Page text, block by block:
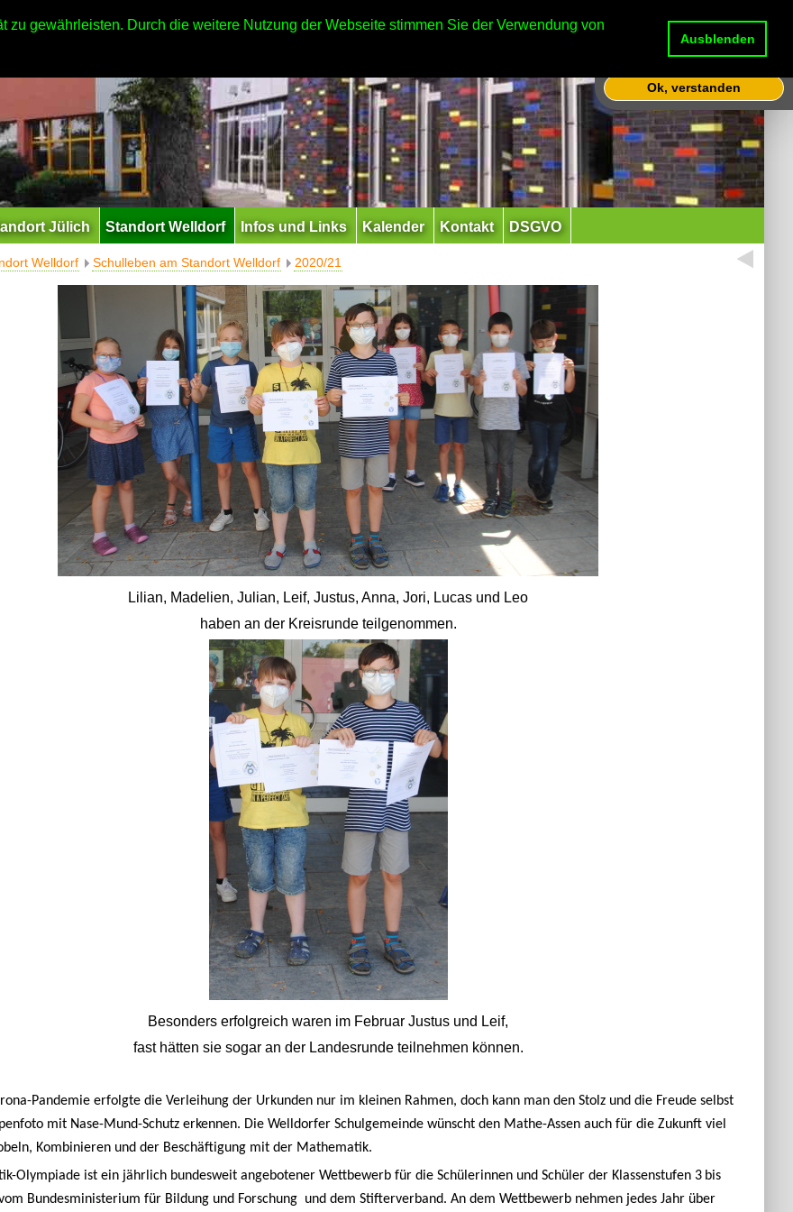
gewährleisten. Durch die weitere Nutzung der Webseite stimmen Sie der Verwendung von
Ausblenden
Jülich Standort Welldorf Infos und Links Kalender Kontakt DSGVO
Welldorf Schulleben am Standort Welldorf 2020/21
Lilian, Madelien, Julian, Leif, Justus, Anna, Jori, Lucas und Leo
haben an der Kreisrunde teilgenommen.
Besonders erfolgreich waren im Februar Justus und Leif,
fast hätten sie sogar an der Landesrunde teilnehmen können.
Pandemie erfolgte die Verleihung der Urkunden nur im kleinen Rahmen, doch kann man den Stolz und die Freude selbst
mit Nase-Mund-Schutz erkennen. Die Welldorfer Schulgemeinde wünscht den Mathe-Assen auch für die Zukunft viel
Kombinieren und der Beschäftigung mit der Mathematik.
Olympiade ist ein jährlich bundesweit angebotener Wettbewerb für die Schülerinnen und Schüler der Klassenstufen 3 bis
Bundesministerium für Bildung und Forschung und dem Stifterverband. An dem Wettbewerb nehmen jedes Jahr über
um bestmögliche Funktionalität
bieten zu können.
Ok, verstanden